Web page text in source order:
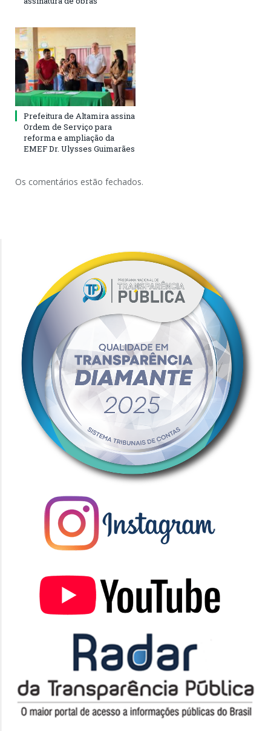
Prefeitura de Altamira assina
Ordem de Serviço para
reforma e ampliação da
EMEF Dr. Ulysses Guimarães
Os comentários estão fechados.